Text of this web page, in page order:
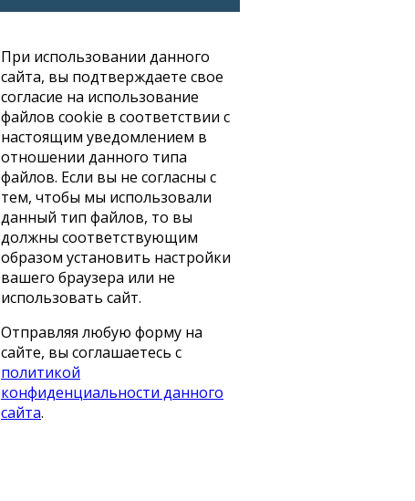
При использовании данного
сайта, вы подтверждаете свое
согласие на использование
файлов cookie в соответствии с
настоящим уведомлением в
отношении данного типа
файлов. Если вы не согласны с
тем, чтобы мы использовали
данный тип файлов, то вы
должны соответствующим
образом установить настройки
вашего браузера или не
использовать сайт.
Отправляя любую форму на
сайте, вы соглашаетесь с
политикой
конфиденциальности данного
сайта.